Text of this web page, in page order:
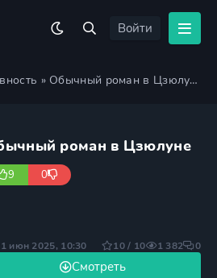
Войти
» Обычный роман в Цзюлуне
роман в Цзюлуне
9 0
Смотреть
июн 2025, 10:30 10 / 10 1 382 0